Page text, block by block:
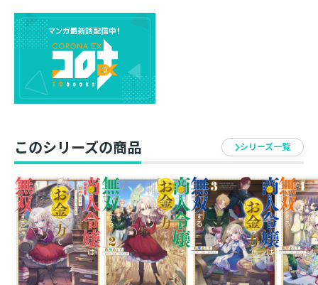
書き下ろしSS「職人のこだわりと商人の矜持」
領の特産品となるエルマブランデーがいよいよ完成。新
商品を売るための商会開店を急ぐべく準備を進めるサラ
が直面したのは、深刻な人手不足。そこで目を付けたの
は――ドロップアウトした女性や不当に他商会に買い叩かれ
けるよう託児施設を用意し、職人本来の技術をフルに活
かせる環境整備も進めまくる。ビジネスパートナーだっ
た乙女たちも本来の力【ポテンシャル】を開花させ、魅
力的な新商品が次々と爆誕していき――？
「あなたたち、人材【たから】の活かし方がなってなく
てよ？」
「商人令嬢」の面目躍如。人材確保で金儲けまっしぐ
ら！ やり手少女の荒稼ぎファンタジー第四弾！
このシリーズの商品 シリーズ一覧